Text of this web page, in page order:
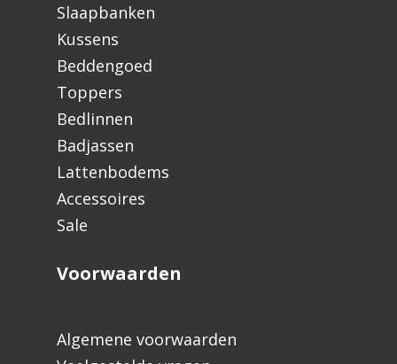
Slaapbanken
Kussens
Beddengoed
Toppers
Bedlinnen
Badjassen
Lattenbodems
Accessoires
Sale
Voorwaarden
Algemene voorwaarden